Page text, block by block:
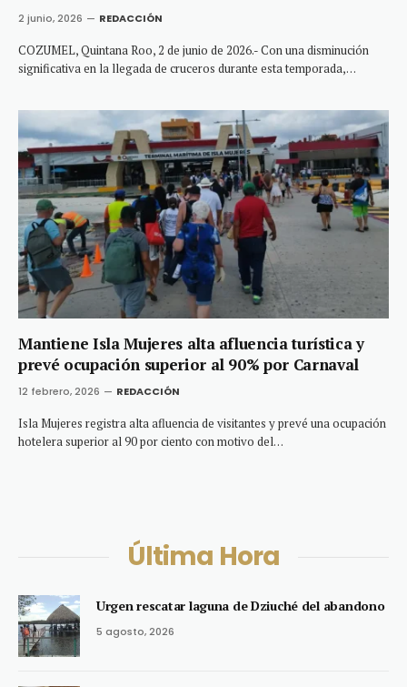
2 junio, 2026 REDACCIÓN
COZUMEL, Quintana Roo, 2 de junio de 2026.- Con una disminución
significativa en la llegada de cruceros durante esta temporada,…
Mantiene Isla Mujeres alta afluencia turística y
prevé ocupación superior al 90% por Carnaval
12 febrero, 2026 REDACCIÓN
Isla Mujeres registra alta afluencia de visitantes y prevé una ocupación
hotelera superior al 90 por ciento con motivo del…
Última Hora
Urgen rescatar laguna de Dziuché del abandono
5 agosto, 2026